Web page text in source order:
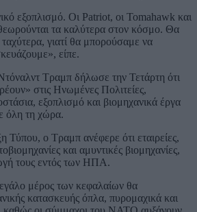
εξοπλισμό. Οι Patriot, οι Tomahawk και
τα καλύτερα στον κόσμο. Θα
γιατί θα μπορούσαμε να
είπε.
Τραμπ δήλωσε την Τετάρτη ότι
στις Ηνωμένες Πολιτείες,
εξοπλισμό και βιομηχανικά έργα
όλη τη χώρα.
Τύπου, ο Τραμπ ανέφερε ότι εταιρείες,
και αμυντικές βιομηχανίες,
τους εντός των ΗΠΑ.
μέρος των κεφαλαίων θα
κατασκευής όπλα, πυρομαχικά και